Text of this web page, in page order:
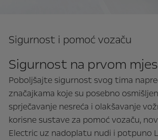
Sigurnost i pomoć vozaču
Sigurnost na prvom
Poboljšajte sigurnost svog tima
značajkama koje su posebno
sprječavanje nesreća i olakšavanje
korisne sustave za pomoć vozaču,
Electric uz nadoplatu nudi i potpuno